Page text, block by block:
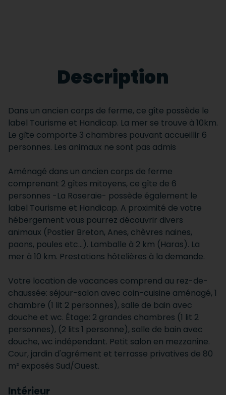
Description
Dans un ancien corps de ferme, ce gîte possède le
label Tourisme et Handicap. La mer se trouve à 10km.
Le gîte comporte 3 chambres pouvant accueillir 6
personnes. Les animaux ne sont pas admis
Aménagé dans un ancien corps de ferme
comprenant 2 gîtes mitoyens, ce gîte de 6
personnes -La Roseraie- possède également le
label Tourisme et Handicap. A proximité de votre
hébergement vous pourrez découvrir divers
animaux (Postier Breton, Anes, chèvres naines,
paons, poules etc...). Lamballe à 2 km (Haras). La
mer à 10 km. Prestations hôtelières à la demande.
Votre location de vacances comprend au rez-de-
chaussée: séjour-salon avec coin-cuisine aménagé, 1
chambre (1 lit 2 personnes), salle de bain avec
douche et wc. Étage: 2 grandes chambres (1 lit 2
personnes), (2 lits 1 personne), salle de bain avec
douche, wc indépendant. Petit salon en mezzanine.
Cour, jardin d'agrément et terrasse privatives de 80
m² exposés Sud/Ouest.
Intérieur